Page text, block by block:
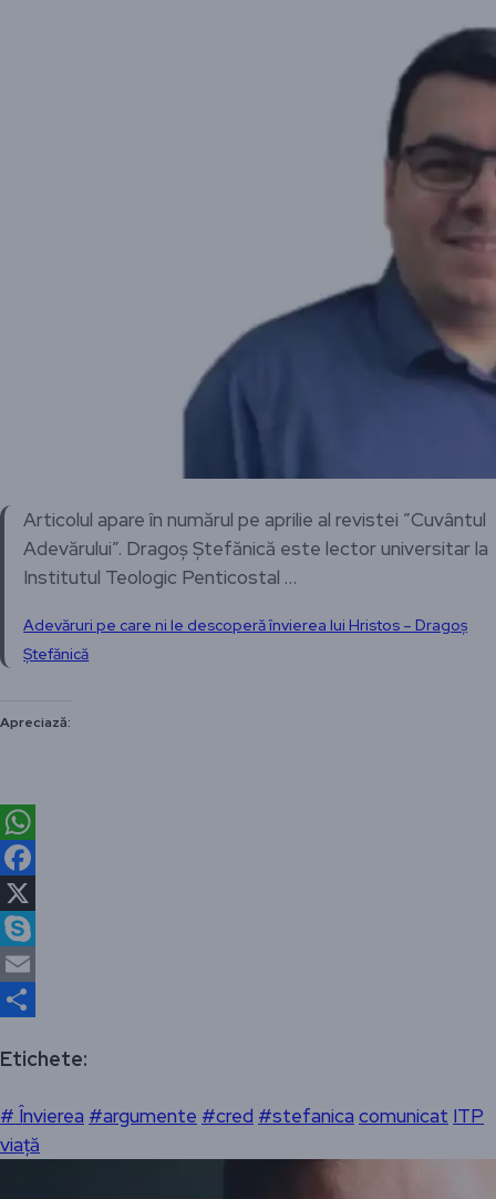
Articolul apare în numărul pe aprilie al revistei ”Cuvântul
Adevărului”. Dragoș Ștefănică este lector universitar la
Institutul Teologic Penticostal …
Adevăruri pe care ni le descoperă învierea lui Hristos – Dragoș
Ștefănică
Apreciază:
WhatsApp
Facebook
X
Skype
Email
Etichete:
# Învierea #argumente #cred #stefanica comunicat ITP
viață